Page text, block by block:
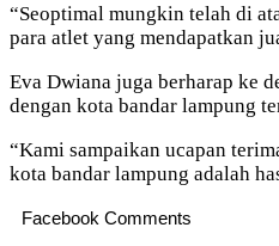
“Seoptimal mungkin telah di
para atlet yang mendapatkan
Eva Dwiana juga berharap ke
dengan kota bandar lampung
“Kami sampaikan ucapan
kota bandar lampung adalah
Facebook Comments